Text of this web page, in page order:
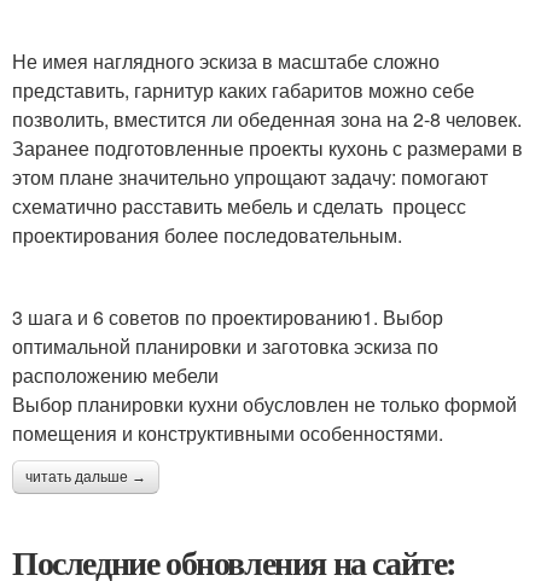
Не имея наглядного эскиза в масштабе сложно
представить, гарнитур каких габаритов можно себе
позволить, вместится ли обеденная зона на 2-8 человек.
Заранее подготовленные проекты кухонь с размерами в
этом плане значительно упрощают задачу: помогают
схематично расставить мебель и сделать процесс
проектирования более последовательным.
3 шага и 6 советов по проектированию1. Выбор
оптимальной планировки и заготовка эскиза по
расположению мебели
Выбор планировки кухни обусловлен не только формой
помещения и конструктивными особенностями.
читать дальше →
Последние обновления на сайте: